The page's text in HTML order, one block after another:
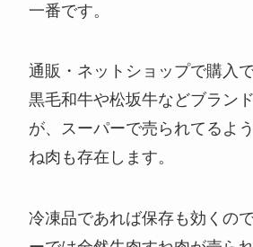
一番です。
通販・ネットショップで購入
黒毛和牛や松坂牛などブラン
が、スーパーで売られてるよ
ね肉も存在します。
冷凍品であれば保存も効くの